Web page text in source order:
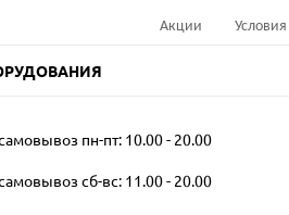
Акции
пн-пт: 10.00 - 20.00
сб-вс: 11.00 - 20.00